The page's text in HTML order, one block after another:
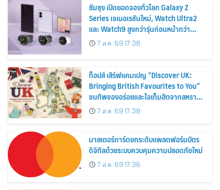
ซัมซุง เปิดยอดจองทั่วโลก Galaxy Z
Series เจเนอเรชันใหม่, Watch Ultra2
และ Watch9 สูงกว่ารุ่นก่อนหน้ากว่า
30%7 ส.ค. 69 17:38
ท็อปส์ เสิร์ฟแคมเปญ “Discover UK:
Bringing British Favourites to You”
ขนทัพของอร่อยและไอเท็มฮิตจากสหราช
อาณาจักร ส่งตรงถึงมือตั้งแต่วันนี้ – 18
สิงหาคมนี้
7 ส.ค. 69 17:38
มาสเตอร์การ์ดยกระดับแพลตฟอร์มบัตร
ดิจิทัลด้วยระบบควบคุมความปลอดภัยใหม่
7 ส.ค. 69 17:36